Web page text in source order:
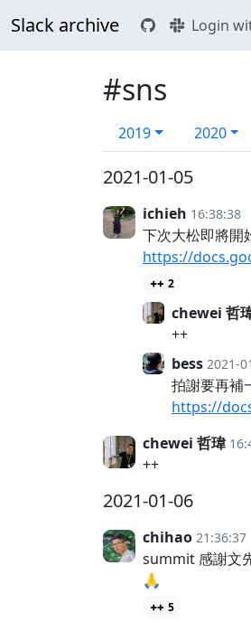
Slack archive Login
#sns
2019 2020
2021-01-05
ichieh 16:38:38
下次大松即將開
https://
2
chewei 哲
++
bess 2021-
拍謝要再補
https://
chewei 哲瑋
++
2021-01-06
chihao 21:36:37
summit 感謝文
🙏
5